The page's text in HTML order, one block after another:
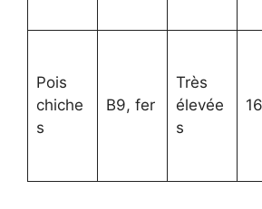
Pois
chiche
s
B9, fer
Très
élevée
s